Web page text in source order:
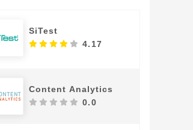
SiTest
4.17
Content Analytics
0.0